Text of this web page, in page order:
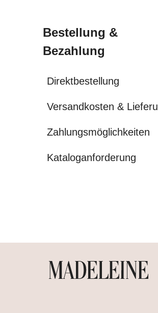
Bestellung &
Bezahlung
Direktbestellung
Versandkosten &
Zahlungsmöglichkeiten
Kataloganforderung